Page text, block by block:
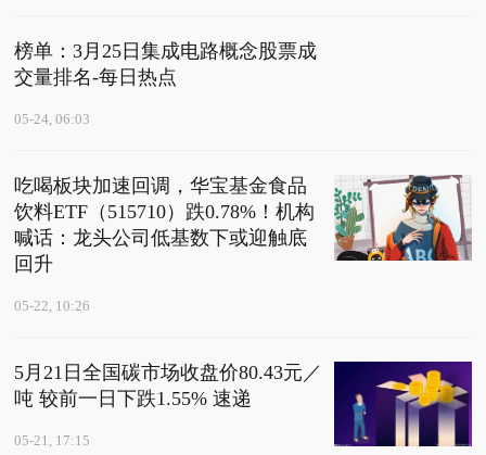
榜单：3月25日集成电路概念股票成
交量排名-每日热点
05-24, 06:03
吃喝板块加速回调，华宝基金食品
饮料ETF（515710）跌0.78%！机构
喊话：龙头公司低基数下或迎触底
回升
05-22, 10:26
5月21日全国碳市场收盘价80.43元／
吨 较前一日下跌1.55% 速递
05-21, 17:15